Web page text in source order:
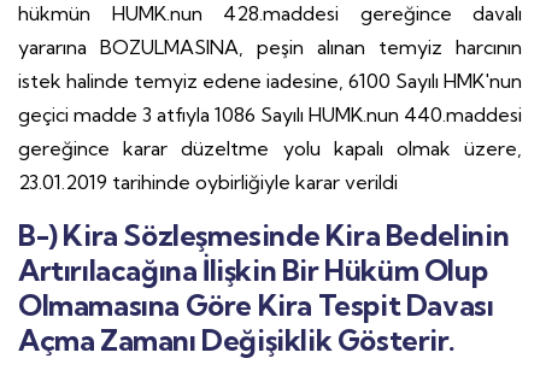
hükmün HUMK.nun 428.maddesi gereğince davalı
yararına BOZULMASINA, peşin alınan temyiz harcının
istek halinde temyiz edene iadesine, 6100 Sayılı HMK'nun
geçici madde 3 atfıyla 1086 Sayılı HUMK.nun 440.maddesi
gereğince karar düzeltme yolu kapalı olmak üzere,
23.01.2019 tarihinde oybirliğiyle karar verildi
B-) Kira Sözleşmesinde Kira Bedelinin
Artırılacağına İlişkin Bir Hüküm Olup
Olmamasına Göre Kira Tespit Davası
Açma Zamanı Değişiklik Gösterir.